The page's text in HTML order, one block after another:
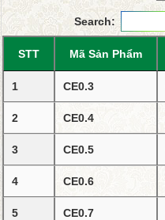
Search:
STT Mã Sản Phẩm
1 CE0.3
2 CE0.4
3 CE0.5
4 CE0.6
5 CE0.7